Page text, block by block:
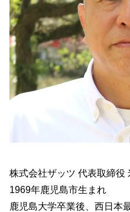
株式会社ザッツ 代表取締役
1969年鹿児島市生まれ
鹿児島大学卒業後、西日本